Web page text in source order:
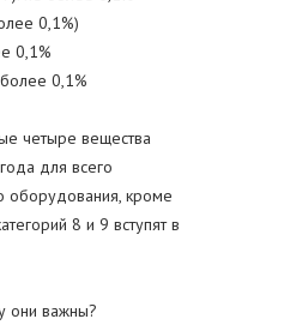
0,1%)
0,1%
0,1%
четыре вещества
для всего
оборудования, кроме
8 и 9 вступят в
они важны?